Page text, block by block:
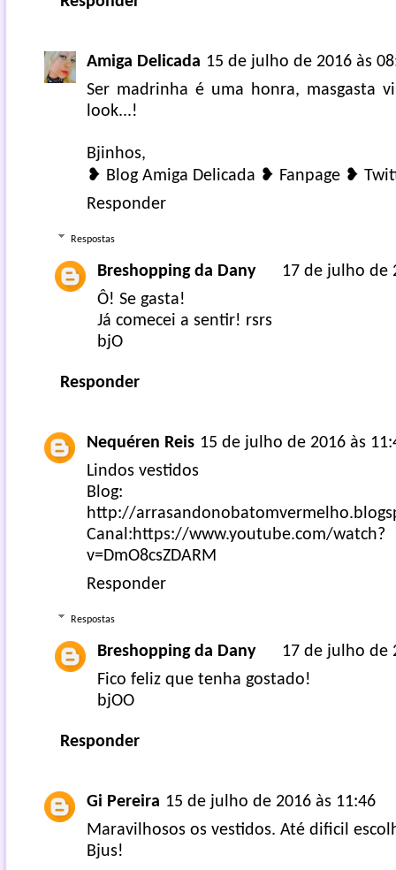
Amiga Delicada 15 de julho de 2016 às
Ser madrinha é uma honra, masgasta
look...!
Bjinhos,
❥ Blog Amiga Delicada ❥ Fanpage ❥
Responder
Respostas
Breshopping da Dany
17 de julho de
Ô! Se gasta!
Já comecei a sentir! rsrs
bjO
Responder
Nequéren Reis 15 de julho de 2016 às
Lindos vestidos
Blog:
http://
Canal:https://www.youtube.com/watch?
v=DmO8csZDARM
Responder
Respostas
Breshopping da Dany
17 de julho de
Fico feliz que tenha gostado!
bjOO
Responder
Gi Pereira 15 de julho de 2016 às 11:46
Maravilhosos os vestidos. Até dificil
Bjus!